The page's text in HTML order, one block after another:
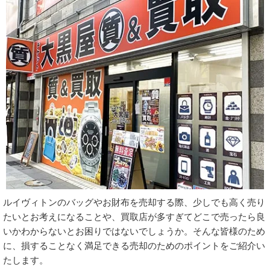
ルイヴィトンのバッグやお財布を売却する際、少しでも高く売り
たいとお考えになることや、買取店が多すぎてどこで売ったら良
いかわからないとお困りではないでしょうか。そんな皆様のため
に、損することなく満足できる売却のためのポイントをご紹介い
たします。